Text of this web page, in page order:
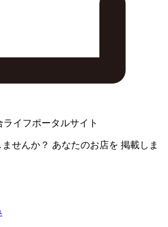
ライフポータルサイト
せんか？ あなたのお店を 掲載しま